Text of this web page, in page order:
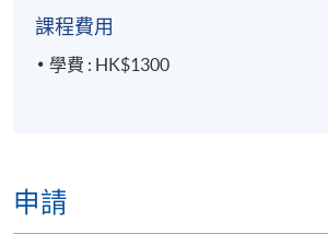
課程費用
學費 : HK$1300
申請